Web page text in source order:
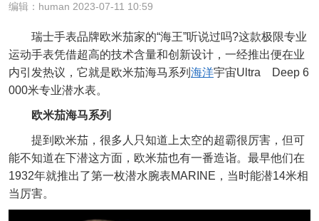
编辑：human 2023-07-11 10:59
瑞士手表品牌欧米茄家的“海王”听说过吗?这款极限专业
运动手表凭借超高的技术含量和创新设计，一经推出便在业
内引发热议，它就是欧米茄海马系列 海洋宇宙Ultra Deep 6
000米专业潜水表。
欧米茄海马系列
提到欧米茄，很多人只知道上太空的超霸很厉害，但可
能不知道在下潜这方面，欧米茄也有一番造诣。最早他们在
1932年就推出了第一枚潜水腕表MARINE，当时能潜14米相
当厉害。